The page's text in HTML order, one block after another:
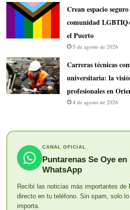
Crean espacio
comunidad
el Puerto
5 de agosto de 2026
Carreras técnicas
universitaria: la
profesionales en
4 de agosto de 2026
CANAL OFICIAL
Puntarenas Se Oye en
WhatsApp
Recibí las noticias más importantes de
directo en tu teléfono. Sin spam, solo lo
importa.